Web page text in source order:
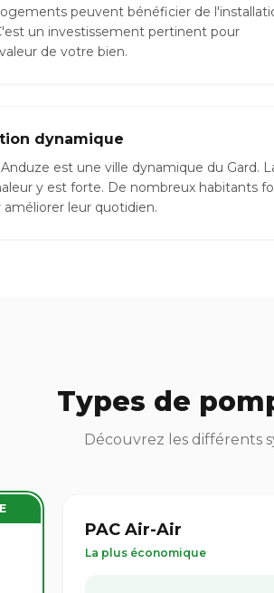
peuvent bénéficier de
un investissement pertinent pour
de votre bien.
dynamique
est une ville dynamique du Gard.
y est forte. De nombreux habitants
leur quotidien.
Types de
Découvrez les différents
PAC Air-Air
La plus économique